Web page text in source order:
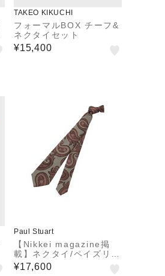
TAKEO KIKUCHI
フォーマルBOX チーフ&
ネクタイセット
¥15,400
Paul Stuart
【Nikkei magazine掲
載】ネクタイ/ペイズリー
柄
¥17,600